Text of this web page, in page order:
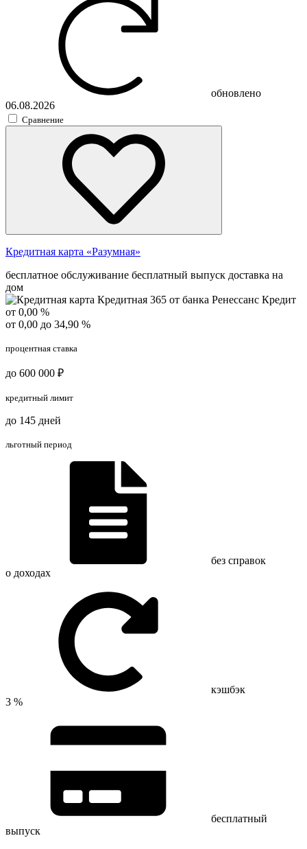
обновлено
06.08.2026
Сравнение
Кредитная карта «Разумная»
бесплатное обслуживание бесплатный выпуск доставка на
дом
от 0,00 %
от 0,00 до 34,90 %
процентная ставка
до 600 000 ₽
кредитный лимит
до 145 дней
льготный период
без справок
о доходах
кэшбэк
3 %
бесплатный
выпуск